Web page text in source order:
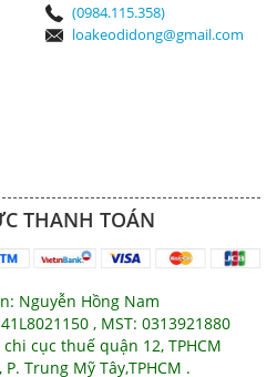
(0984.115.358)
loakeodidong@gmail.com
THANH TOÁN
Nguyễn Hồng Nam
, MST: 0313921880
cục thuế quận 12, TPHCM
Trung Mỹ Tây,TPHCM .